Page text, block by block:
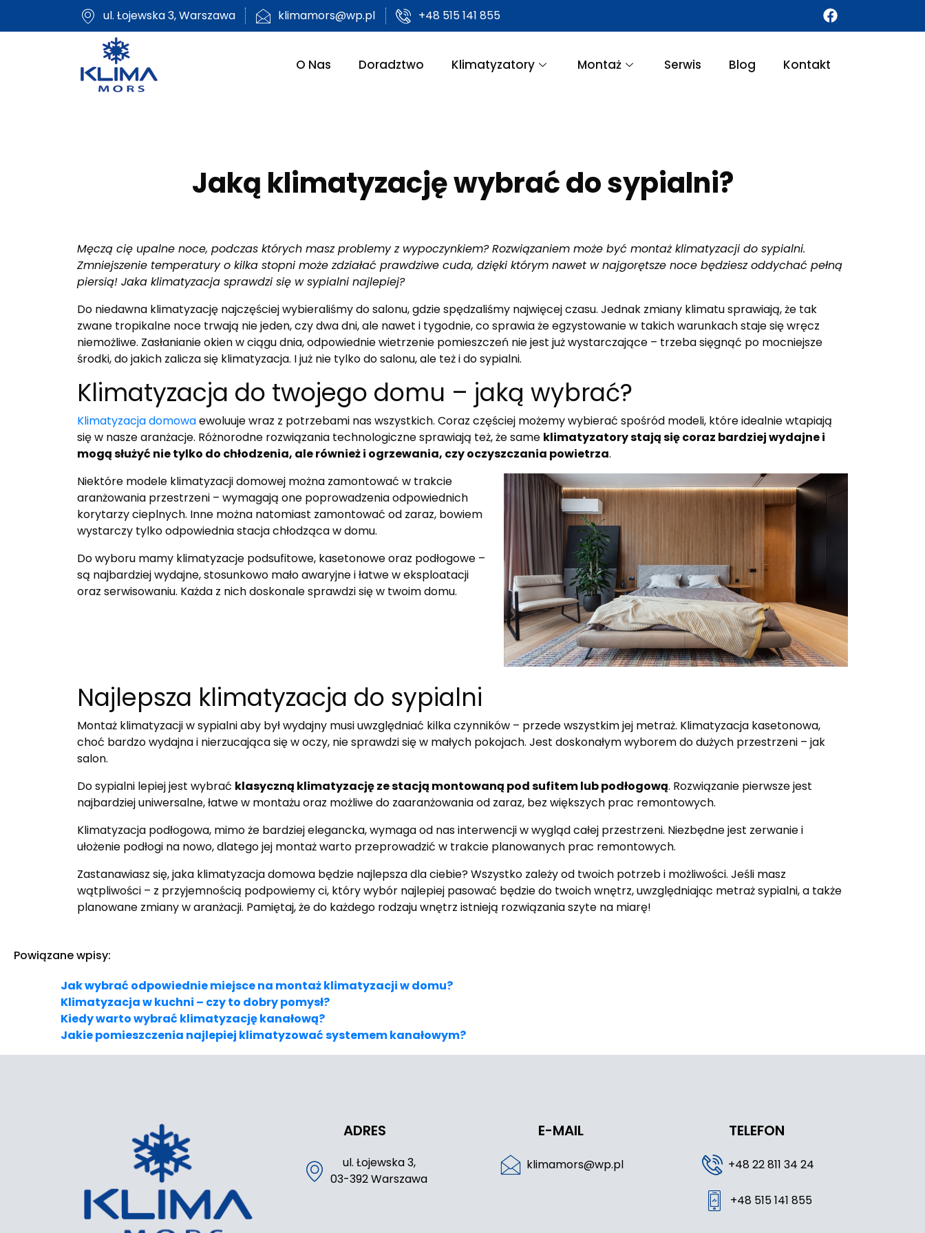
ul. Łojewska 3, Warszawa klimamors@wp.pl +48 515 141 855
O Nas Doradztwo Klimatyzatory Montaż Serwis Blog Kontakt
Jaką klimatyzację wybrać do sypialni?
Męczą cię upalne noce, podczas których masz problemy z wypoczynkiem? Rozwiązaniem może być montaż klimatyzacji do sypialni.
Zmniejszenie temperatury o kilka stopni może zdziałać prawdziwe cuda, dzięki którym nawet w najgorętsze noce będziesz oddychać pełną
piersią! Jaka klimatyzacja sprawdzi się w sypialni najlepiej?
Do niedawna klimatyzację najczęściej wybieraliśmy do salonu, gdzie spędzaliśmy najwięcej czasu. Jednak zmiany klimatu sprawiają, że tak
zwane tropikalne noce trwają nie jeden, czy dwa dni, ale nawet i tygodnie, co sprawia że egzystowanie w takich warunkach staje się wręcz
niemożliwe. Zasłanianie okien w ciągu dnia, odpowiednie wietrzenie pomieszczeń nie jest już wystarczające – trzeba sięgnąć po mocniejsze
środki, do jakich zalicza się klimatyzacja. I już nie tylko do salonu, ale też i do sypialni.
Klimatyzacja do twojego domu – jaką wybrać?
Klimatyzacja domowaewoluuje wraz z potrzebami nas wszystkich. Coraz częściej możemy wybierać spośród modeli, które idealnie wtapiają
się w nasze aranżacje. Różnorodne rozwiązania technologiczne sprawiają też, że same klimatyzatory stają się coraz bardziej wydajne i
mogą służyć nie tylko do chłodzenia, ale również i ogrzewania, czy oczyszczania powietrza.
Niektóre modele klimatyzacji domowej można zamontować w trakcie
aranżowania przestrzeni – wymagają one poprowadzenia odpowiednich
korytarzy cieplnych. Inne można natomiast zamontować od zaraz, bowiem
wystarczy tylko odpowiednia stacja chłodząca w domu.
Do wyboru mamy klimatyzacje podsufitowe, kasetonowe oraz podłogowe –
są najbardziej wydajne, stosunkowo mało awaryjne i łatwe w eksploatacji
oraz serwisowaniu. Każda z nich doskonale sprawdzi się w twoim domu.
Najlepsza klimatyzacja do sypialni
Montaż klimatyzacjiw sypialni aby był wydajny musi uwzględniać kilka czynników – przede wszystkim jej metraż. Klimatyzacja kasetonowa,
choć bardzo wydajna i nierzucająca się w oczy, nie sprawdzi się w małych pokojach. Jest doskonałym wyborem do dużych przestrzeni – jak
salon.
Do sypialni lepiej jest wybrać klasyczną klimatyzację ze stacją montowaną pod sufitem lub podłogową. Rozwiązanie pierwsze jest
najbardziej uniwersalne, łatwe w montażu oraz możliwe do zaaranżowania od zaraz, bez większych prac remontowych.
Klimatyzacja podłogowa, mimo że bardziej elegancka, wymaga od nas interwencji w wygląd całej przestrzeni. Niezbędne jest zerwanie i
ułożenie podłogi na nowo, dlatego jej montaż warto przeprowadzić w trakcie planowanych prac remontowych.
Zastanawiasz się, jaka klimatyzacja domowa będzie najlepsza dla ciebie? Wszystko zależy od twoich potrzeb i możliwości. Jeśli masz
wątpliwości – z przyjemnością podpowiemy ci, który wybór najlepiej pasować będzie do twoich wnętrz, uwzględniając metraż sypialni, a także
planowane zmiany w aranżacji. Pamiętaj, że do każdego rodzaju wnętrz istnieją rozwiązania szyte na miarę!
Powiązane wpisy:
Jak wybrać odpowiednie miejsce na montaż klimatyzacji w domu?
Klimatyzacja w kuchni – czy to dobry pomysł?
Kiedy warto wybrać klimatyzację kanałową?
Jakie pomieszczenia najlepiej klimatyzować systemem kanałowym?
ADRES
ul. Łojewska 3,
03-392 Warszawa
E-MAIL
klimamors@wp.pl
TELEFON
+48 22 811 34 24
+48 515 141 855